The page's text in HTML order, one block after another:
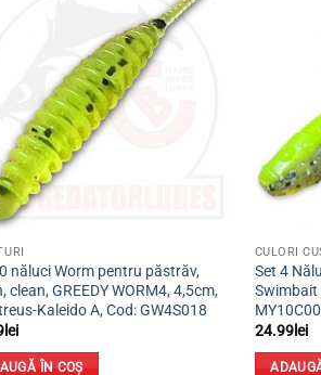
Adaugă
năluci Worm pentru păstrăv,
clean, GREEDY WORM4, 4,5cm,
Kaleido A, Cod: GW4S018
lei
ÎN COȘ
CULORI
Set 4
Swimbait
24.99lei